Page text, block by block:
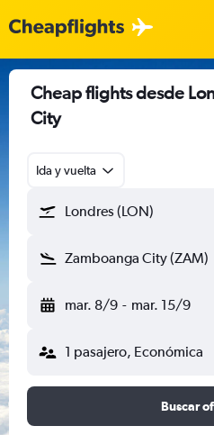
Cheap flights desde
City
Ida y vuelta
Londres (LON)
Zamboanga City (ZAM)
mar. 8/9 - mar. 15/9
1 pasajero, Económica
Buscar